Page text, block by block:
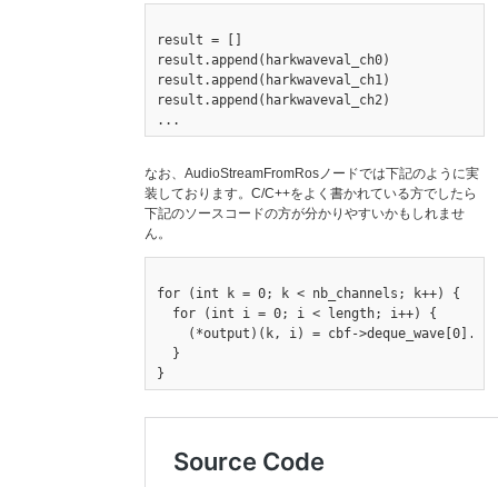
result = []
result.append(harkwaveval_ch0)
result.append(harkwaveval_ch1)
result.append(harkwaveval_ch2)
なお、AudioStreamFromRosノードでは下記のように実
装しております。C/C++をよく書かれている方でしたら
下記のソースコードの方が分かりやすいかもしれませ
ん。
for (int k = 0; k < nb_channels; k++) {
  for (int i = 0; i < length; i++) {
(*output)(k, i) = cbf-
  }